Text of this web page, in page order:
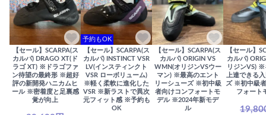
【セール】SCARPA(ス
カルパ) DRAGO XT(ド
ラゴ XT) ※ドラゴファ
ン待望の最終形 ※超好
評の新開発ハニカムヒ
ール ※密着度と足裏感
覚が向上
予約もOK
【セール】SCARPA(ス
カルパ) INSTINCT VSR
LV(インスティンクト
VSR ローボリューム)
※軽く柔軟に進化した
VSR ※新ラストで異次
元フィット感 ※予約も
OK
【セール】SCARPA(ス
カルパ) ORIGIN VS
WMN(オリジンVSウー
マン) ※最高のエント
リーシューズ ※初中級
者向けコンフォートモ
デル ※2024年新モデ
ル
【セール】
カルパ)
リジンVS) ※
上達できる
ズ ※初中級
フォート